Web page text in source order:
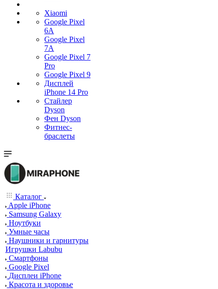
Xiaomi
Google Pixel
6A
Google Pixel
7А
Google Pixel 7
Pro
Google Pixel 9
Дисплей
iPhone 14 Pro
Стайлер
Dyson
Фен Dyson
Фитнес-
браслеты
Каталог
Apple iPhone
Samsung Galaxy
Ноутбуки
Умные часы
Наушники и гарнитуры
Игрушки Labubu
Смартфоны
Google Pixel
Дисплеи iPhone
Красота и здоровье